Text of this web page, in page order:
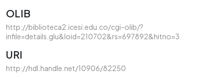
OLIB
http://biblioteca2.icesi.edu.co/cgi-olib/?
infile=details.glu&loid=210702&rs=697892&hitno=3
URI
http://hdl.handle.net/10906/82250